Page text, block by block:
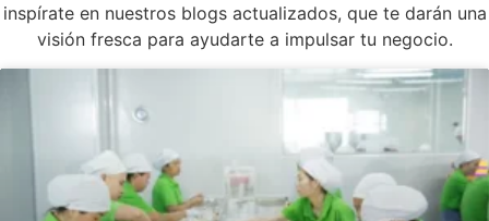
inspírate en nuestros blogs actualizados, que te darán una
visión fresca para ayudarte a impulsar tu negocio.